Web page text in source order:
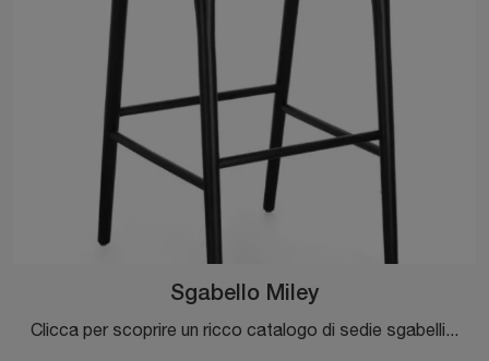
Sgabello Miley
Clicca per scoprire un ricco catalogo di sedie sgabelli per stanze design: il modello Sgabello Miley di Bizzotto ti attende!